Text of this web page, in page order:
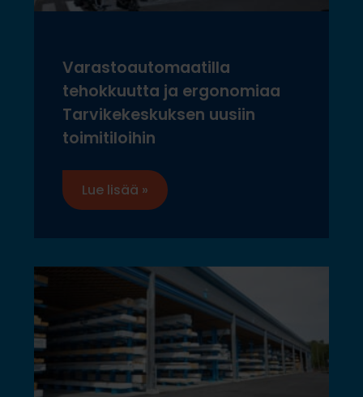
Varastoautomaatilla
tehokkuutta ja ergonomiaa
Tarvikekeskuksen uusiin
toimitiloihin
Lue lisää »